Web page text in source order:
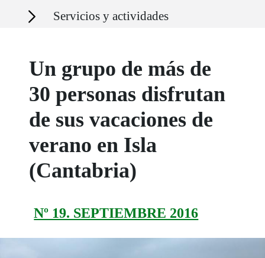
Secciones Servicios y actividades
Un grupo de más de
30 personas disfrutan
de sus vacaciones de
verano en Isla
(Cantabria)
Nº 19. SEPTIEMBRE 2016